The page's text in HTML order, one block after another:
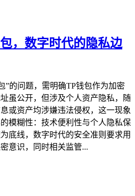
，数字时代的隐私边
”的问题，需明确TP钱包作为加密
虽公开，但涉及个人资产隐私，随
或资产均涉嫌违法侵权，这一现象
模糊性：技术便利性与个人隐私保
底线，数字时代的安全准则要求用
意识，同时相关监管...